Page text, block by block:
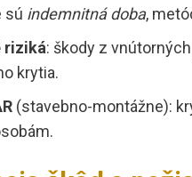
sú indemnitná doba,
riziká: škody z
krytia.
(stavebno-montážne):